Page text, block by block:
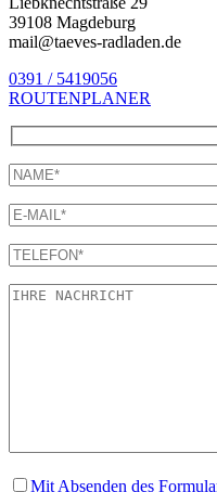
39108 Magdeburg
mail@taeves-radladen.de
0391 / 5419056
ROUTENPLANER
Mit Absenden des